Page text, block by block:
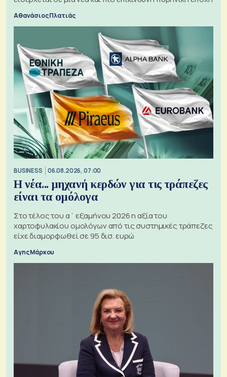
Αθανάσιος Πλατιάς
BUSINESS 06.08.2026, 07:00
Η νέα... μηχανή κερδών για τις τράπεζες
είναι τα ομόλογα
Στο τέλος του α΄ εξαμήνου 2026 η αξία του
χαρτοφυλακίου ομολόγων από τις συστημικές τράπεζες
είχε διαμορφωθεί σε 95 δισ. ευρώ
Αγης Μάρκου